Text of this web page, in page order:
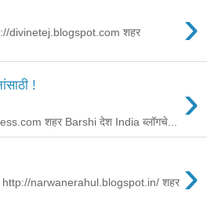
›
divinetej.blogspot.com शहर
! ›
शहर Barshi देश India ब्लॉगचे...
›
http://narwanerahul.blogspot.in/ शहर